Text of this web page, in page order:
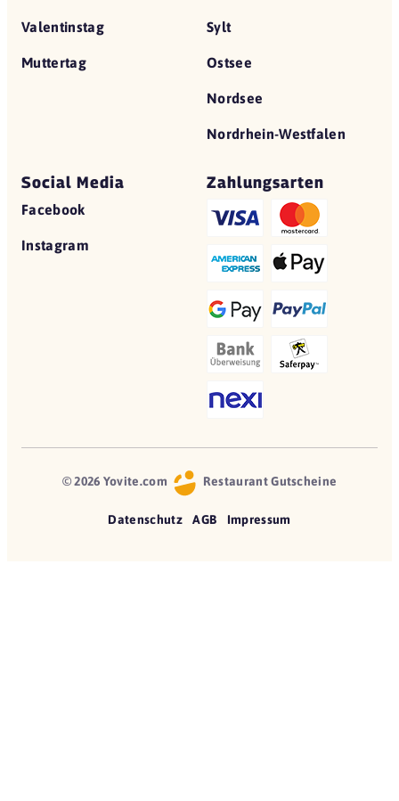
Valentinstag
Muttertag
Sylt
Ostsee
Nordsee
Nordrhein-Westfalen
Social Media
Facebook
Instagram
Zahlungsarten
© 2026 Yovite.com Restaurant Gutscheine
Datenschutz AGB Impressum